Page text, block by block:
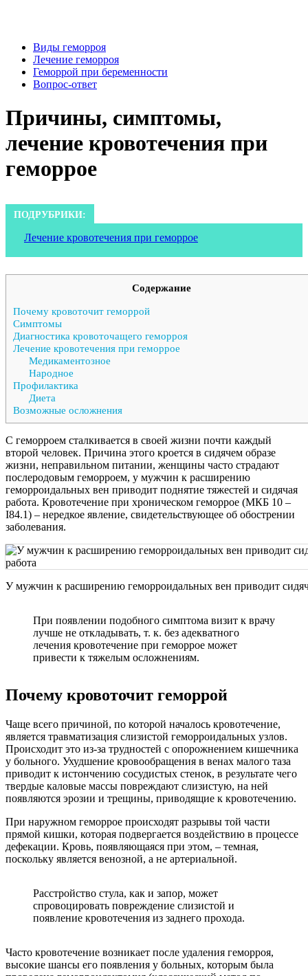
Виды геморроя
Лечение геморроя
Геморрой при беременности
Вопрос-ответ
Причины, симптомы,
лечение кровотечения при
геморрое
ПОДРУБРИКИ:
Лечение кровотечения при геморрое
Содержание
Почему кровоточит геморрой
Симптомы
Диагностика кровоточащего геморроя
Лечение кровотечения при геморрое
Медикаментозное
Народное
Профилактика
Диета
Возможные осложнения
С геморроем сталкивается в своей жизни почти каждый
второй человек. Причина этого кроется в сидячем образе
жизни, неправильном питании, женщины часто страдают
послеродовым геморроем, у мужчин к расширению
геморроидальных вен приводит поднятие тяжестей и сидячая
работа. Кровотечение при хроническом геморрое (МКБ 10 –
I84.1) – нередкое явление, свидетельствующее об обострении
заболевания.
У мужчин к расширению геморроидальных вен приводит
При появлении подобного симптома визит к врачу
лучше не откладывать, т. к. без адекватного
лечения кровотечение при геморрое может
привести к тяжелым осложнениям.
Почему кровоточит геморрой
Чаще всего причиной, по которой началось кровотечение,
является травматизация слизистой геморроидальных узлов.
Происходит это из-за трудностей с опорожнением кишечника
у больного. Ухудшение кровообращения в венах малого таза
приводит к истончению сосудистых стенок, в результате чего
твердые каловые массы повреждают слизистую, на ней
появляются эрозии и трещины, приводящие к кровотечению.
При наружном геморрое происходят разрывы той части
прямой кишки, которая подвергается воздействию в процессе
дефекации. Кровь, появляющаяся при этом, – темная,
поскольку является венозной, а не артериальной.
Расстройство стула, как и запор, может
спровоцировать повреждение слизистой и
появление кровотечения из заднего прохода.
Часто кровотечение возникает после удаления геморроя,
высокие шансы его появления у больных, которым была